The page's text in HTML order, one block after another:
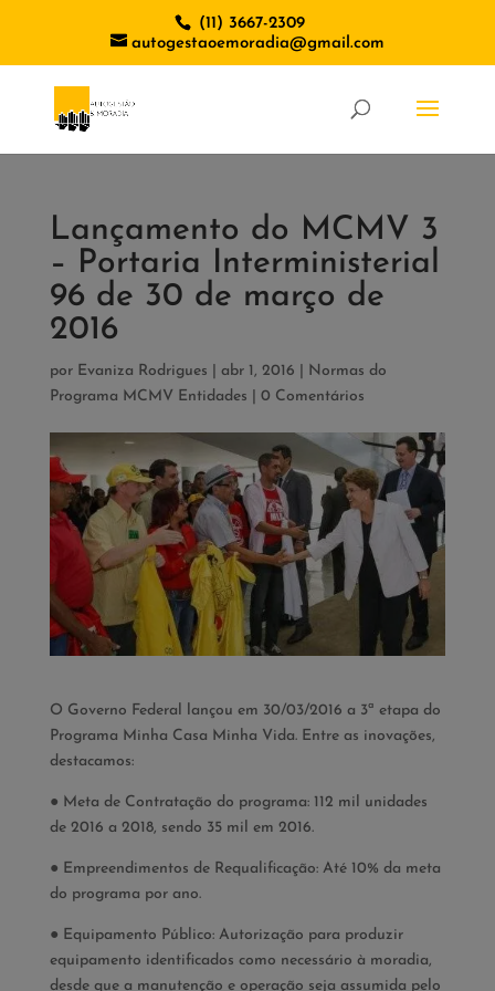
(11) 3667-2309
autogestaoemoradia@gmail.com
Lançamento do MCMV 3
– Portaria Interministerial
96 de 30 de março de
2016
por Evaniza Rodrigues abr 1, 2016
Normas do
Programa MCMV Entidades
0 Comentários
O Governo Federal lançou em 30/03/2016 a 3ª etapa do
Programa Minha Casa Minha Vida. Entre as inovações,
destacamos:
● Meta de Contratação do programa: 112 mil unidades
de 2016 a 2018, sendo 35 mil em 2016.
● Empreendimentos de Requalificação: Até 10% da meta
do programa por ano.
● Equipamento Público: Autorização para produzir
equipamento identificados como necessário à moradia,
desde que a manutenção e operação seja assumida pelo